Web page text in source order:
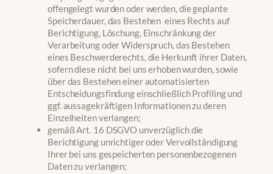
offengelegt wurden oder werden, die geplante
Speicherdauer, das Bestehen eines Rechts auf
Berichtigung, Löschung, Einschränkung der
Verarbeitung oder Widerspruch, das Bestehen
eines Beschwerderechts, die Herkunft ihrer Daten,
sofern diese nicht bei uns erhoben wurden, sowie
über das Bestehen einer automatisierten
Entscheidungsfindung einschließlich Profiling und
ggf. aussagekräftigen Informationen zu deren
Einzelheiten verlangen;
gemäß Art. 16 DSGVO unverzüglich die
Berichtigung unrichtiger oder Vervollständigung
Ihrer bei uns gespeicherten personenbezogenen
Daten zu verlangen;